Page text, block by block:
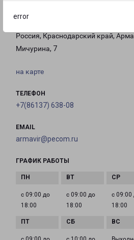
error
Россия, Краснодарский край,
Мичурина, 7
на карте
ТЕЛЕФОН
+7(86137) 638-08
EMAIL
armavir@pecom.ru
ГРАФИК РАБОТЫ
с 09:00 до
18:00
с 09:00 до
18:00
с 09:00
18:00